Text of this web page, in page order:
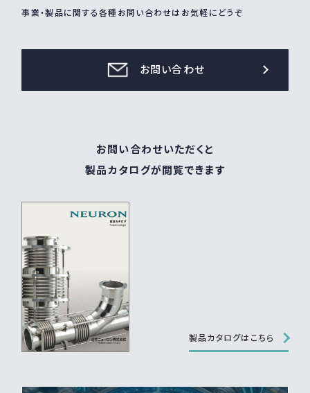
事業・製品に関する各種お問い合わせはお気軽にどうぞ
お問い合わせ
お問い合わせいただくと
製品カタログが閲覧できます
製品カタログはこちら